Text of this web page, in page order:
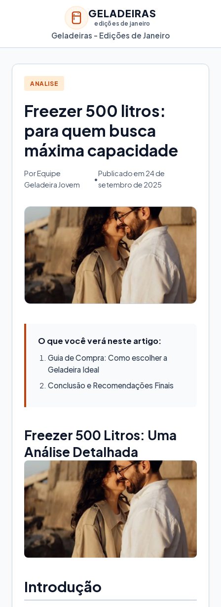
GELADEIRAS
edições de janeiro
Geladeiras - Edições de Janeiro
ANALISE
Freezer 500 litros:
para quem busca
máxima capacidade
Por Equipe
Geladeira Jovem
•
Publicado em 24 de
setembro de 2025
O que você verá neste artigo:
Guia de Compra: Como escolher a
Geladeira Ideal
Conclusão e Recomendações Finais
Freezer 500 Litros: Uma
Análise Detalhada
Introdução